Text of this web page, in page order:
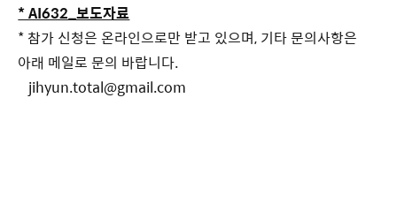
* AI632_보도자료
* 참가 신청은 온라인으로만 받고 있으며, 기타 문의사항은
아래 메일로 문의 바랍니다.
jihyun.total@gmail.com